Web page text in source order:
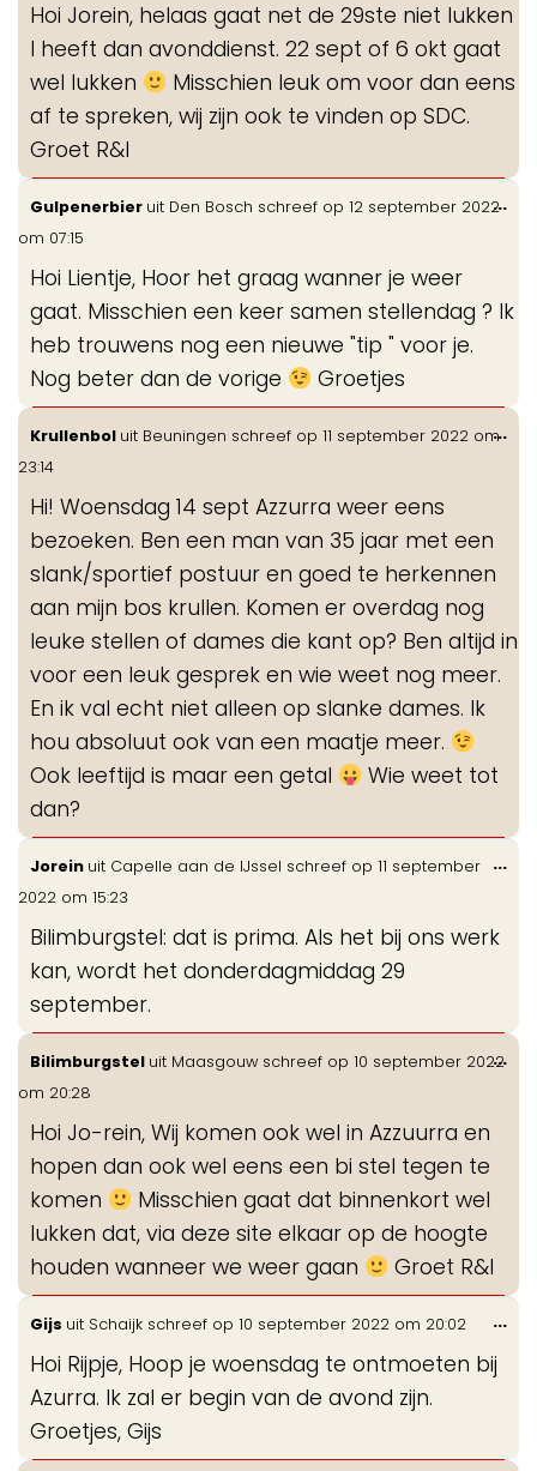
Hoi Jorein, helaas gaat net de 29ste niet lukken
I heeft dan avonddienst. 22 sept of 6 okt gaat
wel lukken
Misschien leuk om voor dan eens
af te spreken, wij zijn ook te vinden op SDC.
Groet R&I
Gulpenerbier uit Den Bosch schreef op 12 september 2022
om 07:15
Hoi Lientje, Hoor het graag wanner je weer
gaat. Misschien een keer samen stellendag ? Ik
heb trouwens nog een nieuwe "tip " voor je.
Nog beter dan de vorige
Groetjes
...
Krullenbol uit Beuningen schreef op 11 september 2022 om
23:14
Hi! Woensdag 14 sept Azzurra weer eens
bezoeken. Ben een man van 35 jaar met een
slank/sportief postuur en goed te herkennen
aan mijn bos krullen. Komen er overdag nog
leuke stellen of dames die kant op? Ben altijd in
voor een leuk gesprek en wie weet nog meer.
En ik val echt niet alleen op slanke dames. Ik
hou absoluut ook van een maatje meer.
Ook leeftijd is maar een getal
Wie weet tot
dan?
...
Jorein uit Capelle aan de IJssel schreef op 11 september
2022 om 15:23
Bilimburgstel: dat is prima. Als het bij ons werk
kan, wordt het donderdagmiddag 29
september.
...
Bilimburgstel uit Maasgouw schreef op 10 september 2022
om 20:28
Hoi Jo-rein, Wij komen ook wel in Azzuurra en
hopen dan ook wel eens een bi stel tegen te
komen
Misschien gaat dat binnenkort wel
lukken dat, via deze site elkaar op de hoogte
houden wanneer we weer gaan
Groet R&I
...
Gijs uit Schaijk schreef op 10 september 2022 om 20:02
Hoi Rijpje, Hoop je woensdag te ontmoeten bij
Azurra. Ik zal er begin van de avond zijn.
Groetjes, Gijs
...